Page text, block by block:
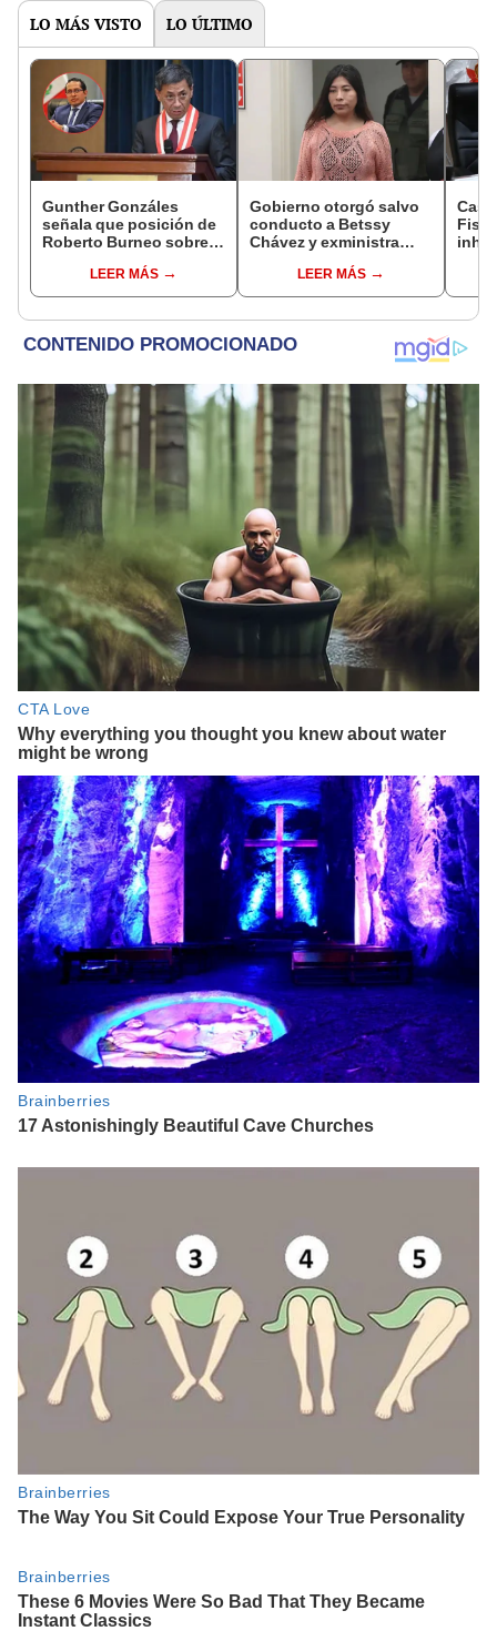
LO MÁS VISTO LO ÚLTIMO
Gunther Gonzáles
señala que posición de
Roberto Burneo sobre
Aliaga no representan al
JNE
LEER MÁS
Gobierno otorgó salvo
conducto a Betssy
Chávez y exministra
madrugadaLEER MÁS